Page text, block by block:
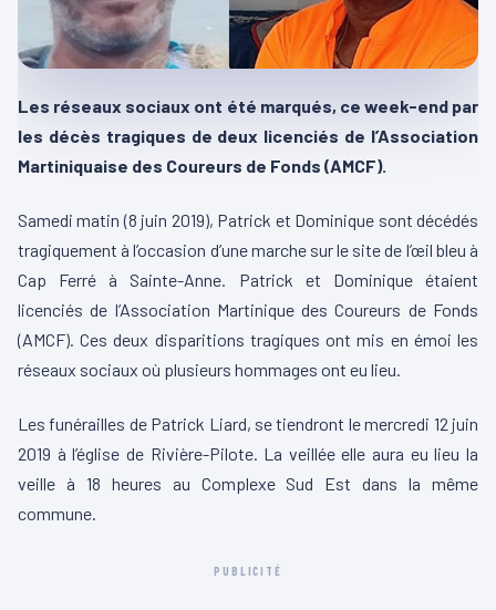
Les réseaux sociaux ont été marqués, ce week-end par
les décès tragiques de deux licenciés de l’Association
Martiniquaise des Coureurs de Fonds (AMCF).
Samedi matin (8 juin 2019), Patrick et Dominique sont décédés
tragiquement à l’occasion d’une marche sur le site de l’œil bleu à
Cap Ferré à Sainte-Anne. Patrick et Dominique étaient
licenciés de l’Association Martinique des Coureurs de Fonds
(AMCF). Ces deux disparitions tragiques ont mis en émoi les
réseaux sociaux où plusieurs hommages ont eu lieu.
Les funérailles de Patrick Liard, se tiendront le mercredi 12 juin
2019 à l’église de Rivière-Pilote. La veillée elle aura eu lieu la
veille à 18 heures au Complexe Sud Est dans la même
commune.
PUBLICITÉ